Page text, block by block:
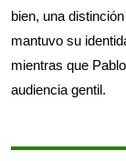
bien, una
mantuvo su
mientras que
audiencia gentil.